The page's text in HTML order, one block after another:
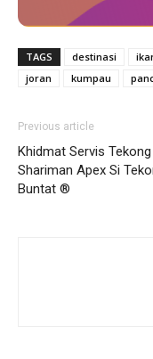
TAGS destinasi
joran
kumpau
Previous article
Khidmat Servis
Shariman Apex Si
Buntat ®